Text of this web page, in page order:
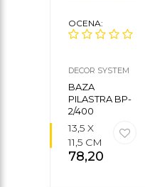
OCENA:
DECOR SYSTEM
BAZA
PILASTRA BP-
2/400
13,5 X
11,5 CM
78,20